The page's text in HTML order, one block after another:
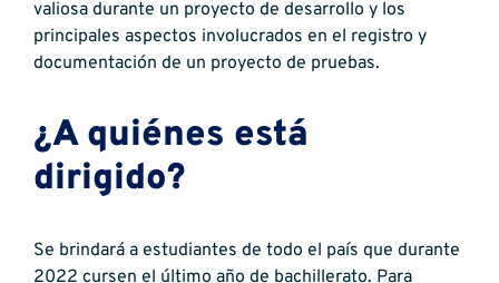
valiosa durante un proyecto de desarrollo y los
principales aspectos involucrados en el registro y
documentación de un proyecto de pruebas.
¿A quiénes está
dirigido?
Se brindará a estudiantes de todo el país que durante
2022 cursen el último año de bachillerato. Para